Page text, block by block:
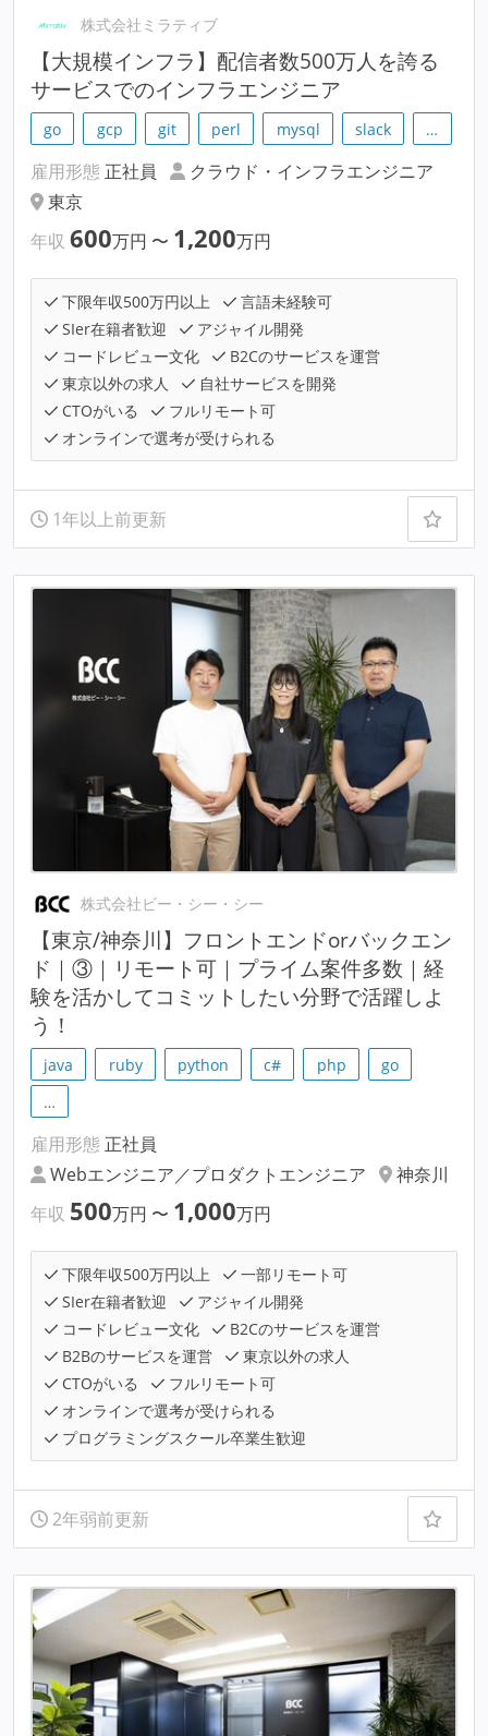
株式会社ミラティブ
【大規模インフラ】配信者数500万人を誇る
サービスでのインフラエンジニア
go gcp git perl mysql slack …
雇用形態 正社員
クラウド・インフラエンジニア
東京
年収 600万円 〜 1,200万円
下限年収500万円以上
言語未経験可
SIer在籍者歓迎
アジャイル開発
コードレビュー文化
B2Cのサービスを運営
東京以外の求人
自社サービスを開発
CTOがいる
フルリモート可
オンラインで選考が受けられる
1年以上前更新
株式会社ビー・シー・シー
【東京/神奈川】フロントエンドorバックエン
ド｜③｜リモート可｜プライム案件多数｜経
験を活かしてコミットしたい分野で活躍しよ
う！
java ruby python c# php
go
…
雇用形態 正社員
Webエンジニア／プロダクトエンジニア
神奈川
年収 500万円 〜 1,000万円
下限年収500万円以上
一部リモート可
SIer在籍者歓迎
アジャイル開発
コードレビュー文化
B2Cのサービスを運営
B2Bのサービスを運営
東京以外の求人
CTOがいる
フルリモート可
オンラインで選考が受けられる
プログラミングスクール卒業生歓迎
2年弱前更新